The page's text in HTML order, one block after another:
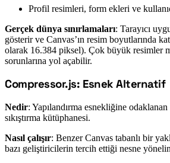
Profil resimleri, form ekleri ve
Gerçek dünya sınırlamaları: Tarayıcı
gösterir ve Canvas’ın resim boyutlarında
olarak 16.384 piksel). Çok büyük resimler
sorunlarına yol açabilir.
#
Compressor.js: Esnek Alternatif
Nedir: Yapılandırma esnekliğine odaklanan
sıkıştırma kütüphanesi.
Nasıl çalışır: Benzer Canvas tabanlı bir
bazı geliştiricilerin tercih ettiği nesne